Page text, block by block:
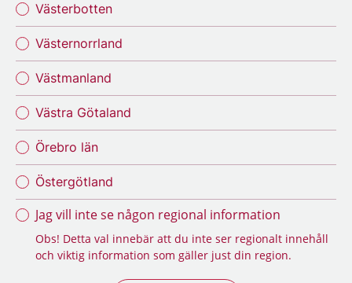
Västerbotten
Västernorrland
Västmanland
Västra Götaland
Örebro län
Östergötland
Jag vill inte se någon regional information
Obs! Detta val innebär att du inte ser regionalt innehåll
och viktig information som gäller just din region.